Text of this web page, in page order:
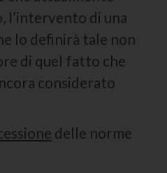
l’intervento di una
lo definirà tale non
di quel fatto che
considerato
delle norme